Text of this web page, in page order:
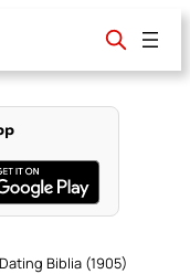
Biblia (1905)